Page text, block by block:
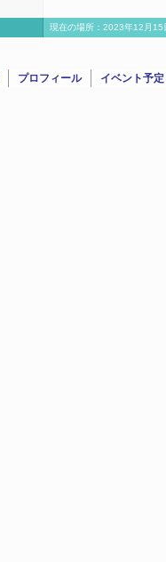
現在の場所：2023年12月15
プロフィール イベント予定